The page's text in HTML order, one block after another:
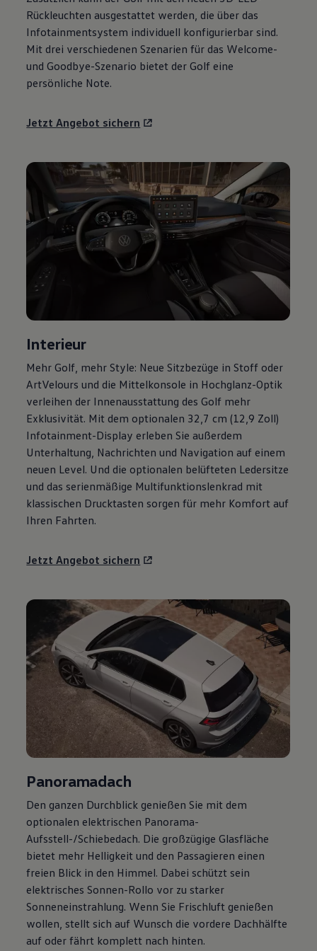
Motorenöl und Flüssigkeiten
Räder und Reifen
Pannen- und Unfallhilfe
Economy Service
Volkswagen Teile
Zubehör
Modellspezifisches Zubehör
Entertainment und Elektronik
Digitale Extras
Dienste für Ihr Modell finden
Volkswagen Apps, Login und Shop
Handy und Fahrzeug verbinden
Updates für Software, Karten und Radio
Über Ihr Auto
Vorgängermodelle
Kundeninformationen
Volkswagen Kundenbetreuung
Warn- und Kontrollleuchten
Digitale Betriebsanleitung
Lifestyle
Familie
Elektromobilität
Volkswagen R
Pannen- und Unfallhilfe
Volkswagen Kundenbetreuung
Rückleuchten ausgestattet werden, die über das
Infotainmentsystem individuell konfigurierbar sind.
Mit drei verschiedenen Szenarien für das Welcome-
und Goodbye-Szenario bietet der Golf eine
persönliche Note.
Jetzt Angebot sichern
Interieur
Mehr Golf , mehr Style: Neue Sitzbezüge in Stoff oder
ArtVelours und die Mittelkonsole in Hochglanz-Optik
verleihen der Innenausstattung des Golf mehr
Exklusivität. Mit dem optionalen 32,7 cm (12,9 Zoll)
Infotainment-Display erleben Sie außerdem
Unterhaltung, Nachrichten und Navigation auf einem
neuen Level. Und die optionalen belüfteten Ledersitze
und das serienmäßige Multifunktionslenkrad mit
klassischen Drucktasten sorgen für mehr Komfort auf
Ihren Fahrten.
Jetzt Angebot sichern
Panoramadach
Den ganzen Durchblick genießen Sie mit dem
optionalen elektrischen Panorama-
Aufsstell-/Schiebedach. Die großzügige Glasfläche
bietet mehr Helligkeit und den Passagieren einen
freien Blick in den Himmel. Dabei schützt sein
elektrisches Sonnen-Rollo vor zu starker
Sonneneinstrahlung. Wenn Sie Frischluft genießen
wollen, stellt sich auf Wunsch die vordere Dachhälfte
auf oder fährt komplett nach hinten.